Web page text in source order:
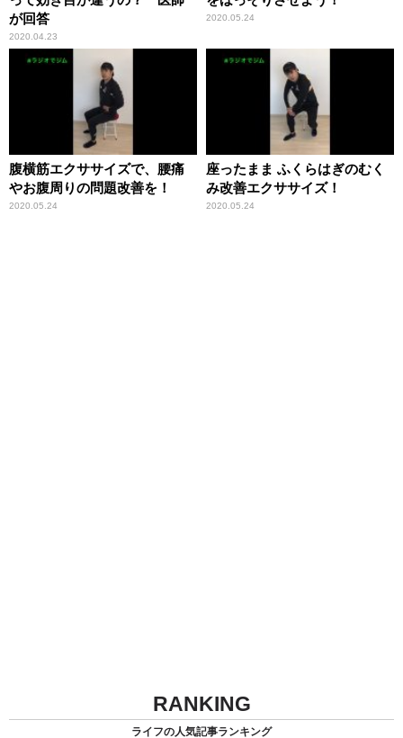
が回答
2020.04.23
2020.05.24
腹横筋エクササイズで、腰痛
やお腹周りの問題改善を！
2020.05.24
座ったまま ふくらはぎのむく
み改善エクササイズ！
2020.05.24
RANKING
ライフの人気記事ランキング